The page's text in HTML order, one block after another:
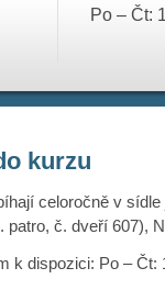
Po – Čt:
kurzu
celoročně v
patro, č. dveří 607),
k dispozici: Po – Čt: